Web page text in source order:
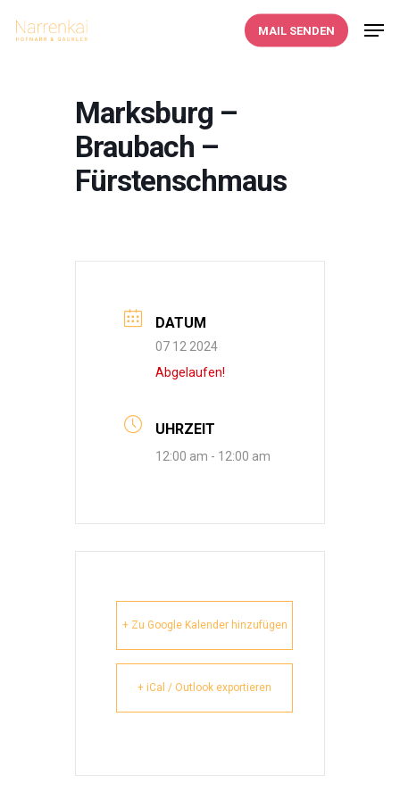
to
MAIL SENDEN
Marksburg –
Braubach –
Fürstenschmaus
DATUM
07 12 2024
Abgelaufen!
UHRZEIT
12:00 am - 12:00 am
+ Zu Google Kalender hinzufügen
+ iCal / Outlook exportieren